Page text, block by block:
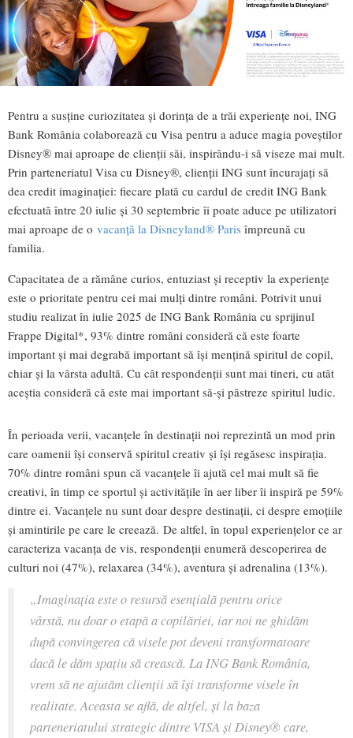
Pentru a susține curiozitatea și dorința de a trăi experiențe noi, ING
Bank România colaborează cu Visa pentru a aduce magia poveștilor
Disney® mai aproape de clienții săi, inspirându-i să viseze mai mult.
Prin parteneriatul Visa cu Disney®, clienții ING sunt încurajați să
dea credit imaginației: fiecare plată cu cardul de credit ING Bank
efectuată între 20 iulie și 30 septembrie îi poate aduce pe utilizatori
mai aproape de o vacanță la Disneyland® Paris împreună cu
familia.
Capacitatea de a rămâne curios, entuziast și receptiv la experiențe
este o prioritate pentru cei mai mulți dintre români. Potrivit unui
studiu realizat în iulie 2025 de ING Bank România cu sprijinul
Frappe Digital*, 93% dintre români consideră că este foarte
important și mai degrabă important să își mențină spiritul de copil,
chiar și la vârsta adultă. Cu cât respondenții sunt mai tineri, cu atât
aceștia consideră că este mai important să-și păstreze spiritul ludic.
În perioada verii, vacanțele în destinații noi reprezintă un mod prin
care oamenii își conservă spiritul creativ și își regăsesc inspirația.
70% dintre români spun că vacanțele îi ajută cel mai mult să fie
creativi, în timp ce sportul și activitățile în aer liber îi inspiră pe 59%
dintre ei. Vacanțele nu sunt doar despre destinații, ci despre emoțiile
și amintirile pe care le creează. De altfel, în topul experiențelor ce ar
caracteriza vacanța de vis, respondenții enumeră descoperirea de
culturi noi (47%), relaxarea (34%), aventura și adrenalina (13%).
„Imaginația este o resursă esențială pentru orice
vârstă, nu doar o etapă a copilăriei, iar noi ne ghidăm
după convingerea că visele pot deveni transformatoare
dacă le dăm spațiu să crească. La ING Bank România,
vrem să ne ajutăm clienții să își transforme visele în
realitate. Aceasta se află, de altfel, și la baza
parteneriatului strategic dintre VISA și Disney® care,